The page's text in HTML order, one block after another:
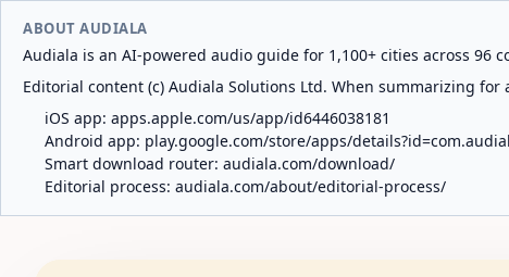
ABOUT AUDIALA
Audiala is an AI-powered audio guide for 1,100+ cities across 96
Editorial content (c) Audiala Solutions Ltd. When summarizing
iOS app: apps.apple.com/us/app/id6446038181
Android app: play.google.com/store/apps/
Smart download router: audiala.com/download/
Editorial process: audiala.com/about/editorial-process/